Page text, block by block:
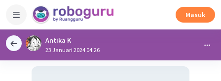
Masuk
Antika K
23 Januari 2024 04:26